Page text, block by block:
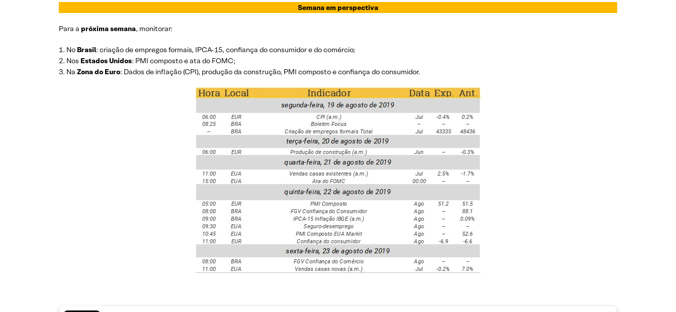
Semana em perspectiva
Para a próxima semana, monitorar:
1. No Brasil: criação de empregos formais, IPCA-15, confiança do consumidor e do comércio;
2. Nos Estados Unidos: PMI composto e ata do FOMC;
3. Na Zona do Euro: Dados de inflação (CPI), produção da construção, PMI composto e confiança do consumidor.